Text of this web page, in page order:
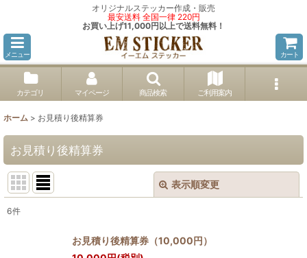
オリジナルステッカー作成・販売
最安送料 全国一律 220円
お買い上げ11,000円以上で送料無料！
メニュー カート
カテゴリ マイページ 商品検索 ご利用案内
ホーム > お見積り後精算券
お見積り後精算券
表示順変更
6件
お見積り後精算券（10,000円）